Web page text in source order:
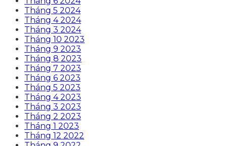
Tháng 5 2024
Tháng 4 2024
Tháng 3 2024
Tháng 10 2023
Tháng 9 2023
Tháng 8 2023
Tháng 7 2023
Tháng 6 2023
Tháng 5 2023
Tháng 4 2023
Tháng 3 2023
Tháng 2 2023
Tháng 1 2023
Tháng 12 2022